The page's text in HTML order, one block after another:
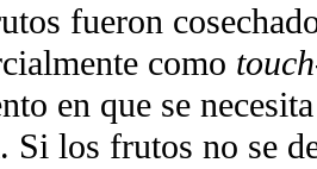
fueron
como
en que se
Si los frutos no se